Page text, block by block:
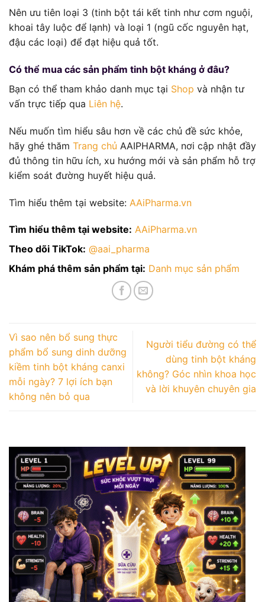
Nên ưu tiên loại 3 (tinh bột tái kết tinh như cơm nguội,
khoai tây luộc để lạnh) và loại 1 (ngũ cốc nguyên hạt,
đậu các loại) để đạt hiệu quả tốt.
Có thể mua các sản phẩm tinh bột kháng ở đâu?
Bạn có thể tham khảo danh mục tại Shop và nhận tư
vấn trực tiếp qua Liên hệ.
Nếu muốn tìm hiểu sâu hơn về các chủ đề sức khỏe,
hãy ghé thăm Trang chủ AAIPHARMA, nơi cập nhật đầy
đủ thông tin hữu ích, xu hướng mới và sản phẩm hỗ trợ
kiểm soát đường huyết hiệu quả.
Tìm hiểu thêm tại website: AAiPharma.vn
Tìm hiểu thêm tại website: AAiPharma.vn
Theo dõi TikTok: @aai_pharma
Khám phá thêm sản phẩm tại: Danh mục sản phẩm
Vì sao nên bổ sung thực
phẩm bổ sung dinh dưỡng
kiềm tinh bột kháng canxi
mỗi ngày? 7 lợi ích bạn
không nên bỏ qua
Người tiểu đường có thể
dùng tinh bột kháng
không? Góc nhìn khoa học
và lời khuyên chuyên gia